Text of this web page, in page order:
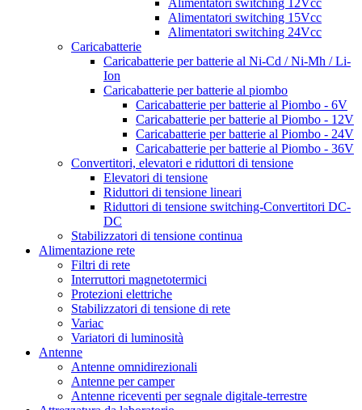
Alimentatori switching 12Vcc
Alimentatori switching 15Vcc
Alimentatori switching 24Vcc
Caricabatterie
Caricabatterie per batterie al Ni-Cd / Ni-Mh / Li-
Ion
Caricabatterie per batterie al piombo
Caricabatterie per batterie al Piombo - 6V
Caricabatterie per batterie al Piombo - 12V
Caricabatterie per batterie al Piombo - 24V
Caricabatterie per batterie al Piombo - 36V
Convertitori, elevatori e riduttori di tensione
Elevatori di tensione
Riduttori di tensione lineari
Riduttori di tensione switching-Convertitori DC-
DC
Stabilizzatori di tensione continua
Alimentazione rete
Filtri di rete
Interruttori magnetotermici
Protezioni elettriche
Stabilizzatori di tensione di rete
Variac
Variatori di luminosità
Antenne
Antenne omnidirezionali
Antenne per camper
Antenne riceventi per segnale digitale-terrestre